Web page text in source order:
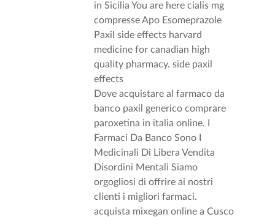
in Sicilia You are here cialis mg
compresse Apo Esomeprazole
Paxil side effects harvard
medicine for canadian high
quality pharmacy. side paxil
effects
Dove acquistare al farmaco da
banco paxil generico comprare
paroxetina in italia online. I
Farmaci Da Banco Sono I
Medicinali Di Libera Vendita
Disordini Mentali Siamo
orgogliosi di offrire ai nostri
clienti i migliori farmaci.
acquista mixegan online a Cusco